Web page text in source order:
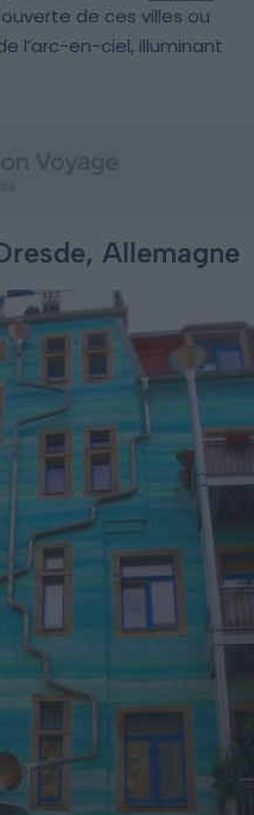
de ces villes ou
l’arc-en-ciel, illuminant
Allemagne